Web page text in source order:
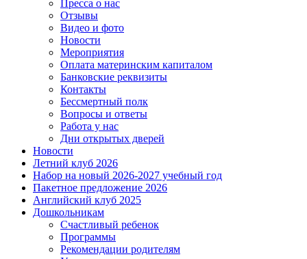
Пресса о нас
Отзывы
Видео и фото
Новости
Мероприятия
Оплата материнским капиталом
Банковские реквизиты
Контакты
Бессмертный полк
Вопросы и ответы
Работа у нас
Дни открытых дверей
Новости
Летний клуб 2026
Набор на новый 2026-2027 учебный год
Пакетное предложение 2026
Английский клуб 2025
Дошкольникам
Счастливый ребенок
Программы
Рекомендации родителям